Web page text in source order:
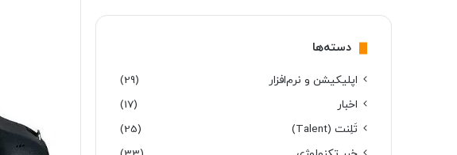
دسته‌ها
اپلیکیشن و نرم‌افزار
(29)
اخبار
(17)
تَلِنت (Talent)
(25)